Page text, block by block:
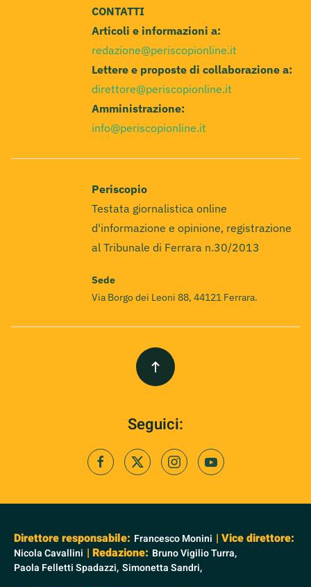
CONTATTI
Articoli e informazioni a:
redazione@periscopionline.it
Lettere e proposte di collaborazione a:
direttore@periscopionline.it
Amministrazione:
info@periscopionline.it
Periscopio
Testata giornalistica online
d'informazione e opinione, registrazione
al Tribunale di Ferrara n.30/2013
Sede
Via Borgo dei Leoni 88, 44121 Ferrara.
Seguici:
Direttore responsabile: Francesco Monini | Vice direttore:
Nicola Cavallini | Redazione: Bruno Vigilio Turra,
Paola Felletti Spadazzi, Simonetta Sandri,